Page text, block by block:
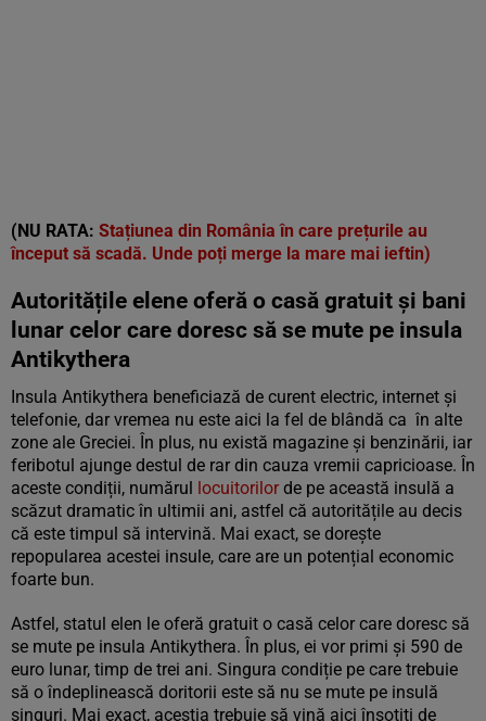
(NU RATA: Stațiunea din România în care prețurile au
început să scadă. Unde poți merge la mare mai ieftin)
Autoritățile elene oferă o casă gratuit și bani
lunar celor care doresc să se mute pe insula
Antikythera
Insula Antikythera beneficiază de curent electric, internet și
telefonie, dar vremea nu este aici la fel de blândă ca în alte
zone ale Greciei. În plus, nu există magazine și benzinării, iar
feribotul ajunge destul de rar din cauza vremii capricioase. În
aceste condiții, numărul locuitorilor de pe această insulă a
scăzut dramatic în ultimii ani, astfel că autoritățile au decis
că este timpul să intervină. Mai exact, se dorește
repopularea acestei insule, care are un potențial economic
foarte bun.
Astfel, statul elen le oferă gratuit o casă celor care doresc să
se mute pe insula Antikythera. În plus, ei vor primi și 590 de
euro lunar, timp de trei ani. Singura condiție pe care trebuie
să o îndeplinească doritorii este să nu se mute pe insulă
singuri. Mai exact, aceștia trebuie să vină aici însoțiți de